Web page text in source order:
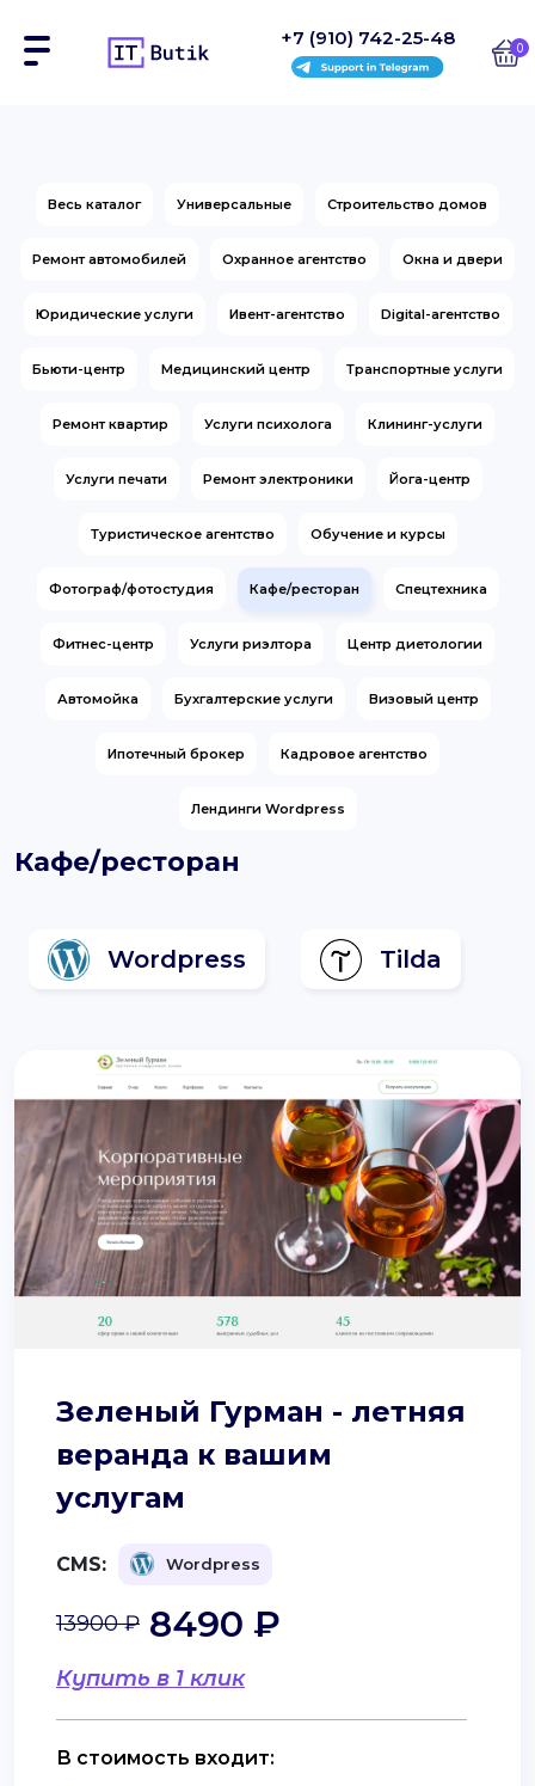
+7 (910) 742-25-48 0
Весь каталог Универсальные Строительство домов
Ремонт автомобилей Охранное агентство Окна и двери
Юридические услуги Ивент-агентство Digital-агентство
Бьюти-центр Медицинский центр Транспортные услуги
Ремонт квартир Услуги психолога Клининг-услуги
Услуги печати Ремонт электроники Йога-центр
Туристическое агентство Обучение и курсы
Фотограф/фотостудия Кафе/ресторан Спецтехника
Фитнес-центр Услуги риэлтора Центр диетологии
Автомойка Бухгалтерские услуги Визовый центр
Ипотечный брокер Кадровое агентство
Лендинги Wordpress
Кафе/ресторан
Wordpress Tilda
Зеленый Гурман - летняя
веранда к вашим
услугам
CMS: Wordpress
Купить в 1 клик
13900 ₽ 8490 ₽
В стоимость входит: